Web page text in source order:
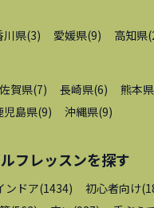
川県(3) 愛媛県(9) 高知県(
佐賀県(7) 長崎県(6) 熊本県
児島県(9) 沖縄県(9)
フレッスンを探す
ンドア(1434) 初心者向け(